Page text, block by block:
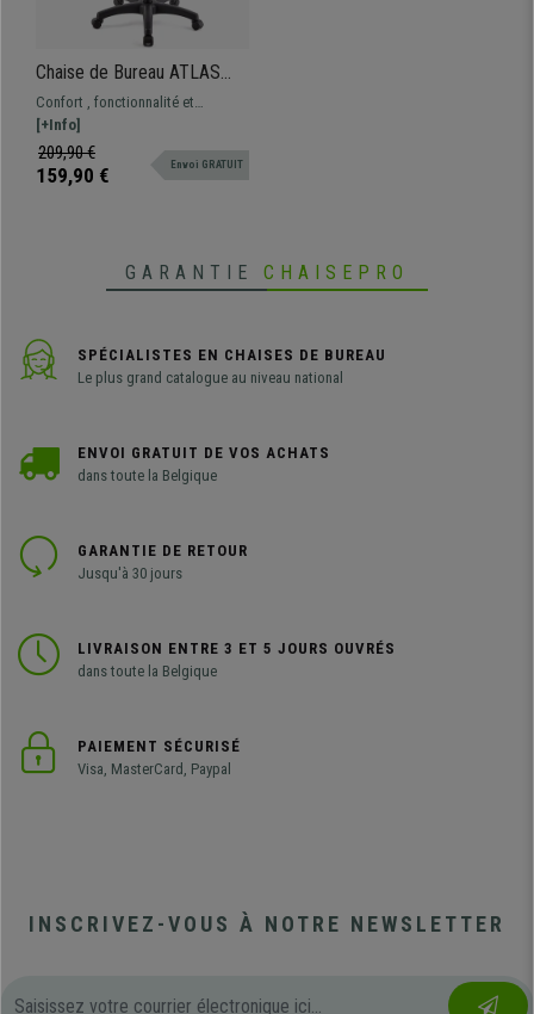
Chaise de Bureau ATLAS
SANS ACCOUDOIRS,
Dossier Ajustable, Grand
Rembourrage, en tissu
Orange
Confort , fonctionnalité et
robustesse à un prix imbattable.
Ce magnifique modèle offre des
prestations excellentes au
[+Info]
209,90 €
159,90 € Envoi GRATUIT
GARANTIE CHAISEPRO
SPÉCIALISTES EN CHAISES DE BUREAU
Le plus grand catalogue au niveau national
ENVOI GRATUIT DE VOS ACHATS
dans toute la Belgique
GARANTIE DE RETOUR
Jusqu'à 30 jours
LIVRAISON ENTRE 3 ET 5 JOURS OUVRÉS
dans toute la Belgique
PAIEMENT SÉCURISÉ
Visa, MasterCard, Paypal
INSCRIVEZ-VOUS À NOTRE NEWSLETTER